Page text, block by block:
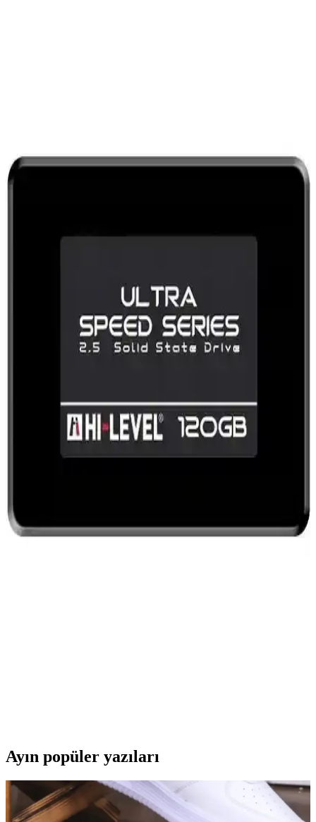
MLD M200 240GB SSD: Yüksek Performans ve
Güvenilirlik Sunan Katı Hal Sürücüsü
Performans ve Güvenilir Depolama Çözümü
Samsung 870 EVO 500GB SSD, yüksek hız, dayanıklılık ve
güvenilirlik sunarak günlük kullanım, oyun ve profesyonel
uygulamalar için ideal depolama çözümüdür.
İki popüler SSD modeli Hiksemi 240GB ve Kioxia Exceria
480GB'nin hız, kapasite ve güvenilirlik özellikleri detaylı
karşılaştırmasıyla performans farklarını keşfedin.
Hi-Level 512GB Elite ve Sandisk SSD Plus 240GB
240GB'nin hız, kapasite ve dayanıklılık özellikleri inceleniyor, hangi
modelin ihtiyaçlarınıza daha uygun olduğunu gösteriyor.
Ayın popüler yazıları